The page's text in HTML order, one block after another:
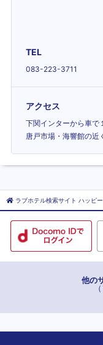
TEL
083-223-3711
アクセス
下関インターから車で
唐戸市場・海響館の近
ラブホテル検索サイト ハッピ
他の